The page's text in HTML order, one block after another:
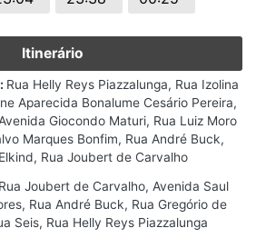
Itinerário
Rua Helly Reys Piazzalunga, Rua Izolina
Aparecida Bonalume Cesário Pereira,
Giocondo Maturi, Rua Luiz Moro
Marques Bonfim, Rua André Buck,
Rua Joubert de Carvalho
Rua Joubert de Carvalho, Avenida Saul
Rua André Buck, Rua Gregório de
Seis, Rua Helly Reys Piazzalunga